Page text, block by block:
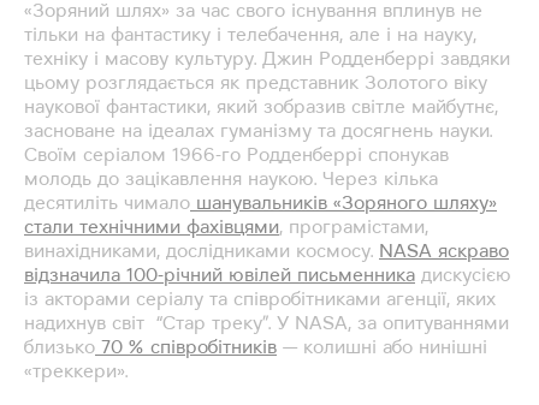
«Зоряний шлях» за час свого існування вплинув не
тільки на фантастику і телебачення, але і на науку,
техніку і масову культуру. Джин Родденберрі завдяки
цьому розглядається як представник Золотого віку
наукової фантастики, який зобразив світле майбутнє,
засноване на ідеалах гуманізму та досягнень науки.
Своїм серіалом 1966-го Родденберрі спонукав
молодь до зацікавлення наукою. Через кілька
десятиліть чимало шанувальників «Зоряного шляху»
стали технічними фахівцями, програмістами,
винахідниками, дослідниками космосу. NASA яскраво
відзначила 100-річний ювілей письменника дискусією
із акторами серіалу та співробітниками агенції, яких
надихнув світ “Стар треку”. У NASA, за опитуваннями
близько 70 % співробітників — колишні або нинішні
«треккери».